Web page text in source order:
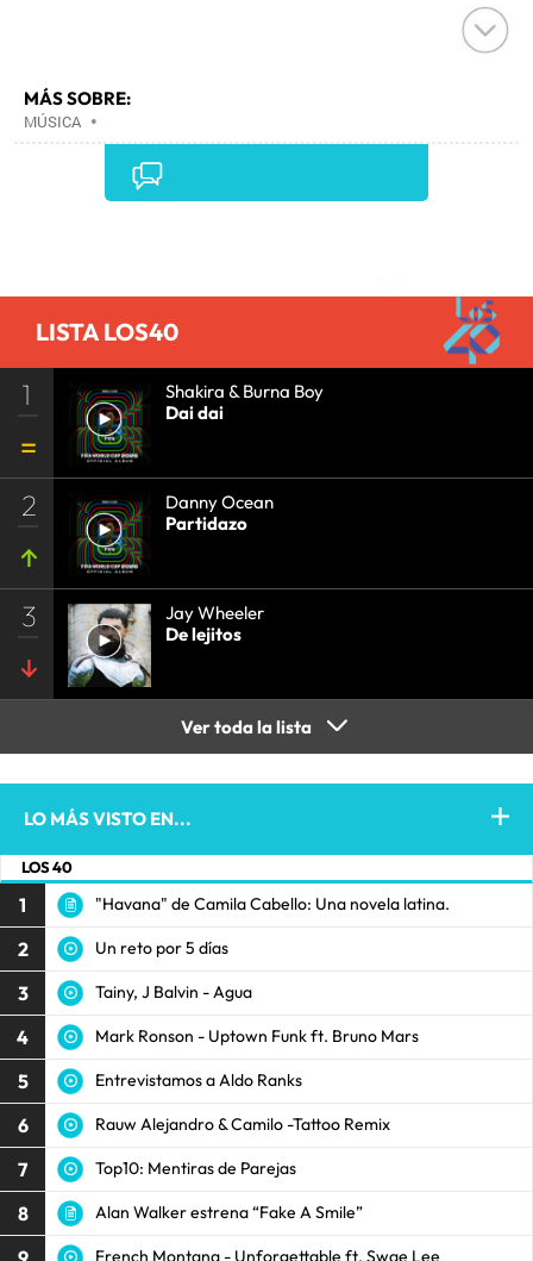
MÁS SOBRE:
MÚSICA •
LISTA LOS40
1
Shakira & Burna Boy
Dai dai
2
Danny Ocean
Partidazo
3
Jay Wheeler
De lejitos
Ver toda la lista
LO MÁS VISTO EN...
LOS 40
1 "Havana" de Camila Cabello: Una novela latina.
2 Un reto por 5 días
3 Tainy, J Balvin - Agua
4 Mark Ronson - Uptown Funk ft. Bruno Mars
5 Entrevistamos a Aldo Ranks
6 Rauw Alejandro & Camilo -Tattoo Remix
7 Top10: Mentiras de Parejas
8 Alan Walker estrena “Fake A Smile”
French Montana - Unforgettable ft. Swae Lee